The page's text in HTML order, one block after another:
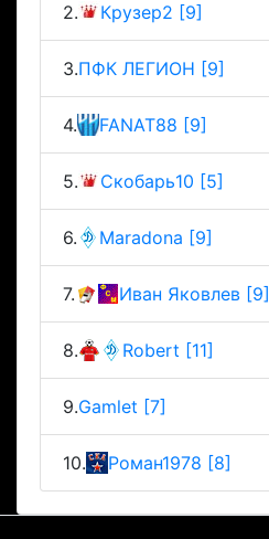
2. Крузер2 [9]
3.ПФК ЛЕГИОН [9]
4. FANAT88 [9]
5. Скобарь10 [5]
6. Maradona [9]
7. Иван Яковлев [9]
8. Robert [11]
9.Gamlet [7]
10. Роман1978 [8]